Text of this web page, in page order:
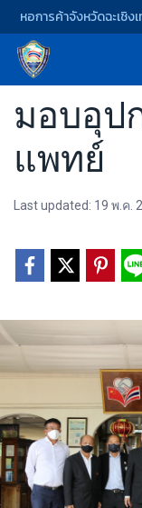
หอการค้าจังหวัดฉะเชิ
มอบอุป
แพทย์
Last updated: 19 พ.ค.